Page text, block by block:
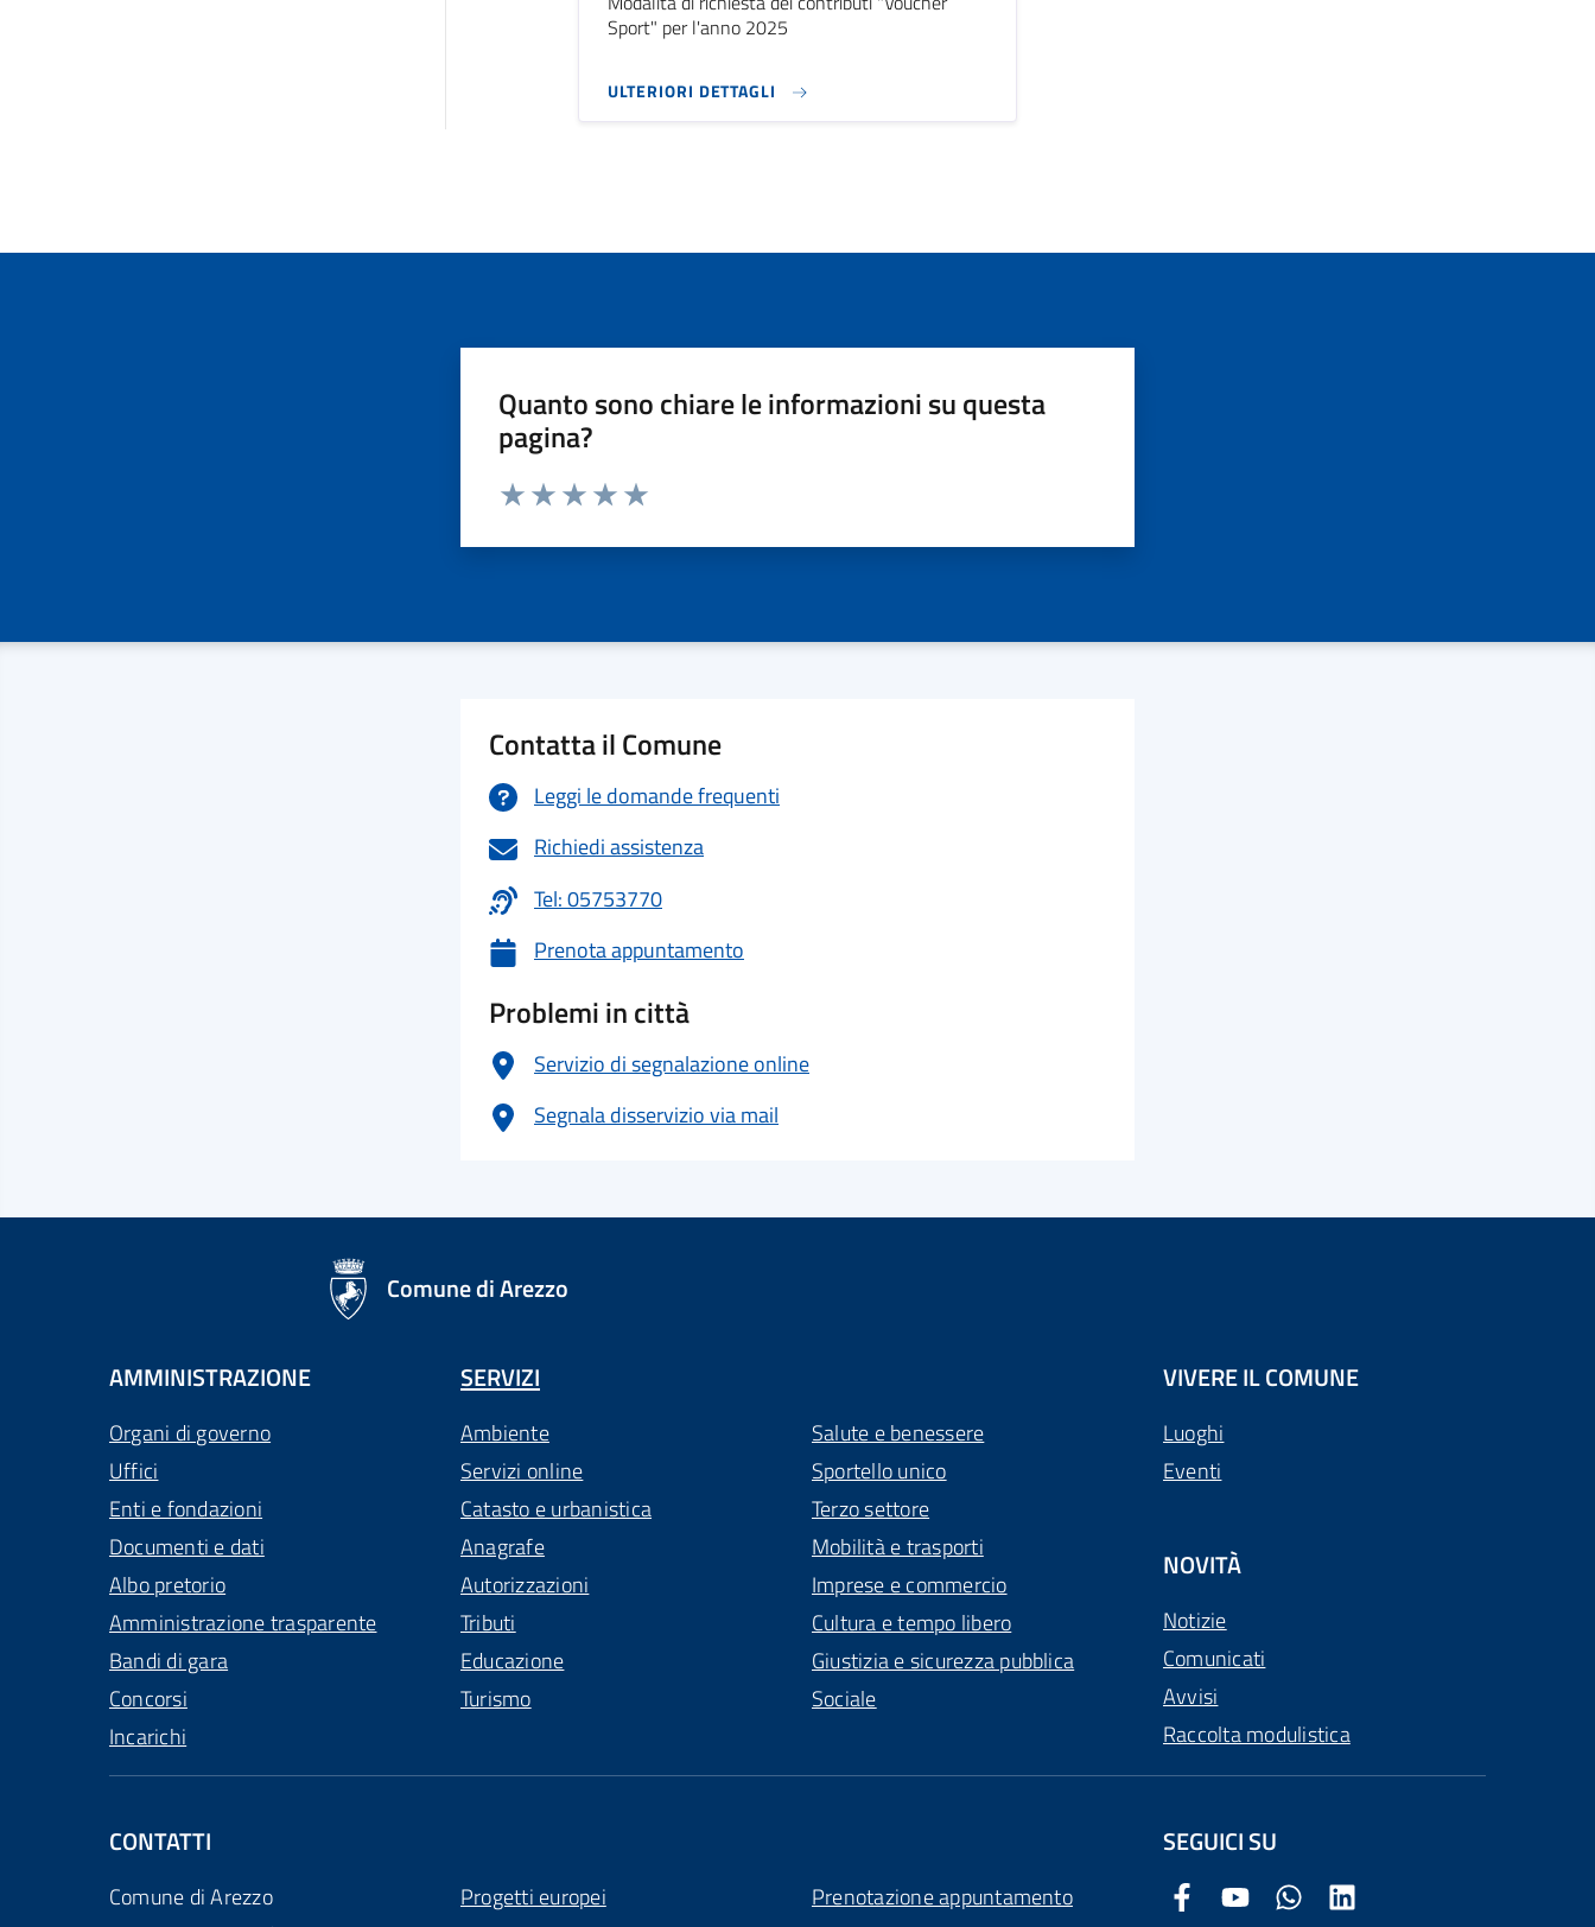
Sport" per l'anno 2025
ULTERIORI DETTAGLI
Quanto sono chiare le informazioni su questa
pagina?
Valuta da 1 a 5 stelle la pagina
Contatta il Comune
Leggi le domande frequenti
Richiedi assistenza
Tel: 05753770
Prenota appuntamento
Problemi in città
Servizio di segnalazione online
Segnala disservizio via mail
Comune di Arezzo
AMMINISTRAZIONE
Organi di governo
Uffici
Enti e fondazioni
Documenti e dati
Albo pretorio
Amministrazione trasparente
Bandi di gara
Concorsi
Incarichi
SERVIZI
Ambiente
Servizi online
Catasto e urbanistica
Anagrafe
Autorizzazioni
Tributi
Educazione
Turismo
Salute e benessere
Sportello unico
Terzo settore
Mobilità e trasporti
Imprese e commercio
Cultura e tempo libero
Giustizia e sicurezza pubblica
Sociale
VIVERE IL COMUNE
Luoghi
Eventi
NOVITÀ
Notizie
Comunicati
Avvisi
Raccolta modulistica
CONTATTI
Comune di Arezzo
Progetti europei
Prenotazione appuntamento
SEGUICI SU
Facebook Comune di Arezzo
Youtube Comune di Arezzo
Twitter Comune di Arezzo